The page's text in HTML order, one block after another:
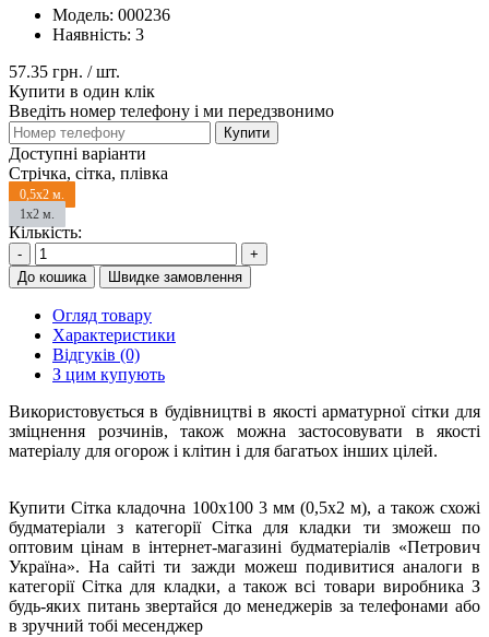
Модель: 000236
Наявність: 3
57.35 грн. / шт.
Купити в один клік
Введіть номер телефону і ми передзвонимо
Купити
Доступні варіанти
Стрічка, сітка, плівка
0,5x2 м.
1x2 м.
Кількість:
-
+
До кошика
Швидке замовлення
Огляд товару
Характеристики
Відгуків (0)
З цим купують
Використовується в будівництві в якості арматурної сітки для
зміцнення розчинів, також можна застосовувати в якості
матеріалу для огорож і клітин і для багатьох інших цілей.
Купити Сітка кладочна 100x100 3 мм (0,5x2 м), а також схожі
будматеріали з категорії Сітка для кладки ти зможеш по
оптовим цінам в інтернет-магазині будматеріалів «Петрович
Україна». На сайті ти зажди можеш подивитися аналоги в
категорії Сітка для кладки, а також всі товари виробника З
будь-яких питань звертайся до менеджерів за телефонами або
в зручний тобі месенджер